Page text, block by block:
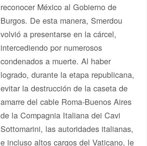
reconocer México al Gobierno de
Burgos. De esta manera, Smerdou
volvió a presentarse en la cárcel,
intercediendo por numerosos
condenados a muerte. Al haber
logrado, durante la etapa republicana,
evitar la destrucción de la caseta de
amarre del cable Roma-Buenos Aires
de la Compagnia Italiana dei Cavi
Sottomarini, las autoridades italianas,
e incluso altos cargos del Vaticano, le